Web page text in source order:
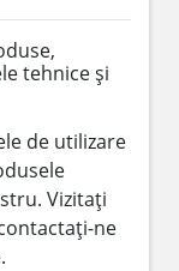
tehnice și
de utilizare
Vizitați
ne